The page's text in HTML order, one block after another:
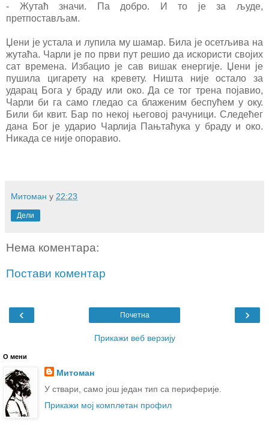
- Жутаћ значи. Па добро. И то је за људе,
претпостављам.
Џени је устала и лупила му шамар. Била је осетљива на
жутаћа. Чарли је по први пут решио да искористи својих
сат времена. Избацио је сав вишак енергије. Џени је
пушила цигарету на кревету. Ништа није остало за
ударац Бога у браду или око. Да се тог трена појавио,
Чарли би га само гледао са блаженим беспућем у оку.
Били би квит. Бар по некој његовој рачуници. Следећег
дана Бог је ударио Чарлија Пањтаћука у браду и око.
Никада се није опоравио.
Митоман у 22:23
Дели
Нема коментара:
Постави коментар
‹ ›
Почетна
Прикажи веб верзију
О мени
Митоман
У ствари, само још један тип са периферије.
Прикажи мој комплетан профил